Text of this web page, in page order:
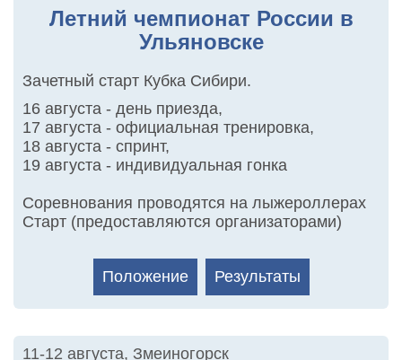
Летний чемпионат России в
Ульяновске
Зачетный старт Кубка Сибири.
16 августа - день приезда,
17 августа - официальная тренировка,
18 августа - спринт,
19 августа - индивидуальная гонка
Соревнования проводятся на лыжероллерах
Старт (предоставляются организаторами)
Положение Результаты
11-12 августа, Змеиногорск